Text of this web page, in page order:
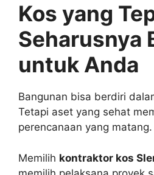
Kos yang
Seharusnya
untuk Anda
Bangunan bisa berdiri
Tetapi aset yang sehat
perencanaan yang matang.
Memilih kontraktor kos